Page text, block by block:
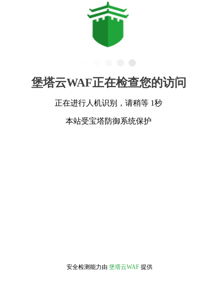
堡塔云WAF正在检查您的访问
正在进行人机识别，请稍等 1秒
本站受宝塔防御系统保护
安全检测能力由 堡塔云WAF 提供